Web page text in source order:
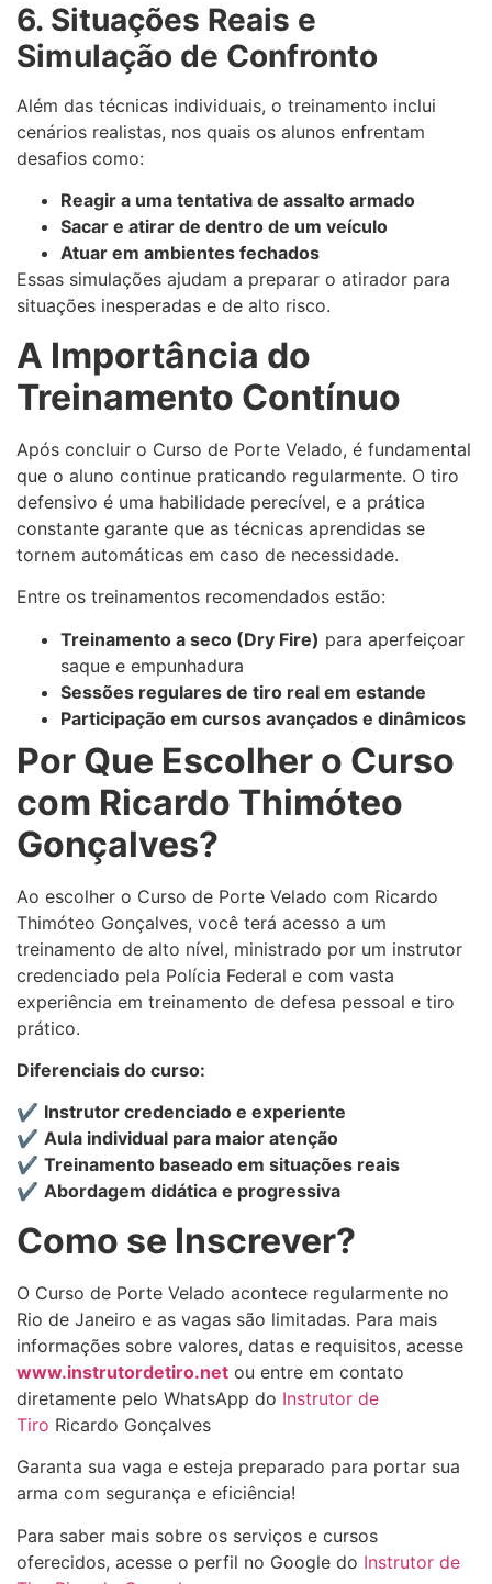
6. Situações Reais e
Simulação de Confronto
Além das técnicas individuais, o treinamento inclui
cenários realistas, nos quais os alunos enfrentam
desafios como:
Reagir a uma tentativa de assalto armado
Sacar e atirar de dentro de um veículo
Atuar em ambientes fechados
Essas simulações ajudam a preparar o atirador para
situações inesperadas e de alto risco.
A Importância do
Treinamento Contínuo
Após concluir o Curso de Porte Velado, é fundamental
que o aluno continue praticando regularmente. O tiro
defensivo é uma habilidade perecível, e a prática
constante garante que as técnicas aprendidas se
tornem automáticas em caso de necessidade.
Entre os treinamentos recomendados estão:
Treinamento a seco (Dry Fire) para aperfeiçoar
saque e empunhadura
Sessões regulares de tiro real em estande
Participação em cursos avançados e dinâmicos
Por Que Escolher o Curso
com Ricardo Thimóteo
Gonçalves?
Ao escolher o Curso de Porte Velado com Ricardo
Thimóteo Gonçalves, você terá acesso a um
treinamento de alto nível, ministrado por um instrutor
credenciado pela Polícia Federal e com vasta
experiência em treinamento de defesa pessoal e tiro
prático.
Diferenciais do curso:
✔ Instrutor credenciado e experiente
✔ Aula individual para maior atenção
✔ Treinamento baseado em situações reais
✔ Abordagem didática e progressiva
Como se Inscrever?
O Curso de Porte Velado acontece regularmente no
Rio de Janeiro e as vagas são limitadas. Para mais
informações sobre valores, datas e requisitos, acesse
www.instrutordetiro.net ou entre em contato
diretamente pelo WhatsApp do Instrutor de
Tiro Ricardo Gonçalves
Garanta sua vaga e esteja preparado para portar sua
arma com segurança e eficiência!
Para saber mais sobre os serviços e cursos
oferecidos, acesse o perfil no Google do Instrutor de